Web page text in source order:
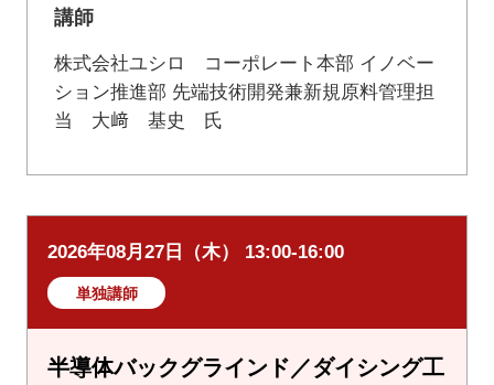
講師
株式会社ユシロ コーポレート本部 イノベー
ション推進部 先端技術開発兼新規原料管理担
当 大﨑 基史 氏
2026年08月27日（木） 13:00-16:00
単独講師
半導体バックグラインド／ダイシング工